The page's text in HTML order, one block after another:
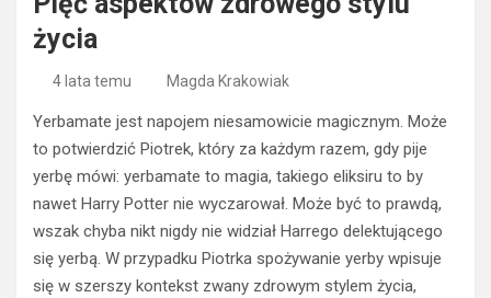
życia
4 lata temu Magda Krakowiak
Yerbamate jest napojem niesamowicie magicznym. Może
to potwierdzić Piotrek, który za każdym razem, gdy pije
yerbę mówi: yerbamate to magia, takiego eliksiru to by
nawet Harry Potter nie wyczarował. Może być to prawdą,
wszak chyba nikt nigdy nie widział Harrego delektującego
się yerbą. W przypadku Piotrka spożywanie yerby wpisuje
się w szerszy kontekst zwany zdrowym stylem życia,